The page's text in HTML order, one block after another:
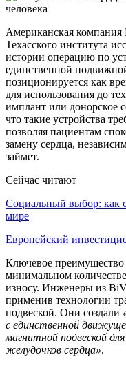
Американская
Техасского института
истории операцию по
единственной
позиционируется как
для использования до
имплант или донорское
что такие устройства
позволяя пациентам
замену сердца,
займет.
Сейчас читают
Социальный выбор: как
мире
Европейский
Ключевое преимущество
минимальном
износу. Инженеры из
применив технологии
подвеской. Они создали
с единственной
магнитной подвеской
желудочков сердца».